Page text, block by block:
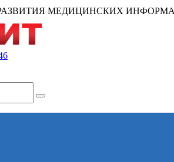
МЕДИЦИНСКИХ